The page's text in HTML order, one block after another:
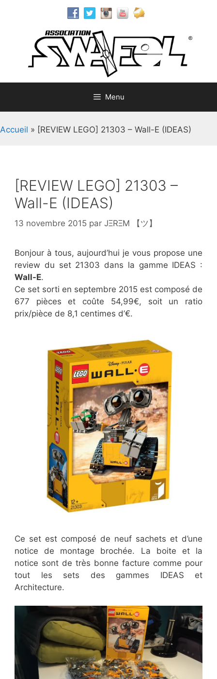
Menu
Accueil » [REVIEW LEGO] 21303 – Wall-E (IDEAS)
[REVIEW LEGO] 21303 –
Wall-E (IDEAS)
13 novembre 2015 par JΞRΞM 【ツ】
Bonjour à tous, aujourd’hui je vous propose une
review du set 21303 dans la gamme IDEAS :
Wall-E.
Ce set sorti en septembre 2015 est composé de
677 pièces et coûte 54,99€, soit un ratio
prix/pièce de 8,1 centimes d’€.
Ce set est composé de neuf sachets et d’une
notice de montage brochée. La boite et la
notice sont de très bonne facture comme pour
tout les sets des gammes IDEAS et
Architecture.